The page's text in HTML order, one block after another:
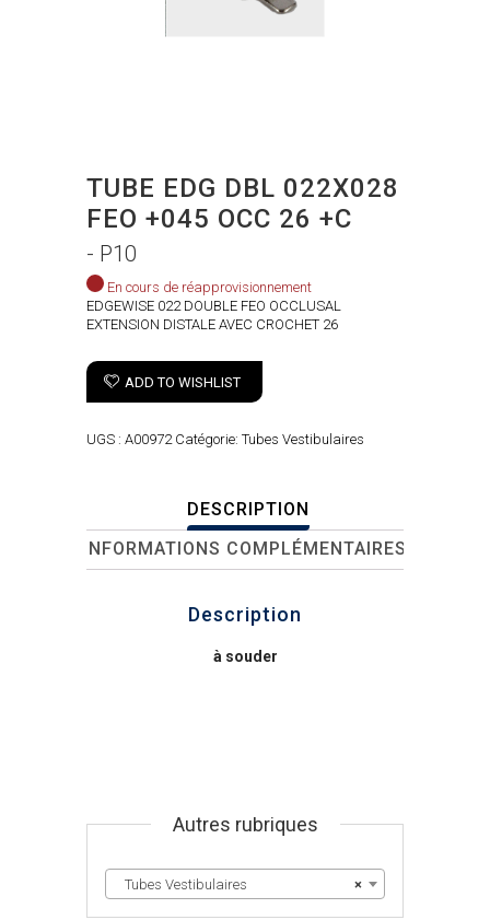
TUBE EDG DBL 022X028
FEO +045 OCC 26 +C
- P10
En cours de réapprovisionnement
EDGEWISE 022 DOUBLE FEO OCCLUSAL
EXTENSION DISTALE AVEC CROCHET 26
ADD TO WISHLIST
UGS : A00972 Catégorie: Tubes Vestibulaires
DESCRIPTION
INFORMATIONS COMPLÉMENTAIRES
Description
à souder
Autres rubriques
×
Tubes Vestibulaires